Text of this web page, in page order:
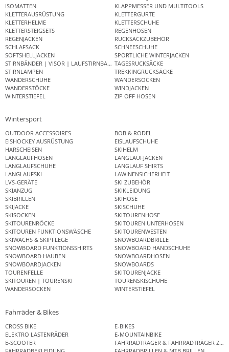
ISOMATTEN
KLAPPMESSER UND MULTITOOLS
KLETTERAUSRÜSTUNG
KLETTERGURTE
KLETTERHELME
KLETTERSCHUHE
KLETTERSTEIGSETS
REGENHOSEN
REGENJACKEN
RUCKSACKZUBEHÖR
SCHLAFSACK
SCHNEESCHUHE
SOFTSHELLJACKEN
SPORTLICHE WINTERJACKEN
STIRNBÄNDER | VISOR | LAUFSTIRNBANDTAGESRUCKSÄCKE
STIRNLAMPEN
TREKKINGRUCKSÄCKE
WANDERSCHUHE
WANDERSOCKEN
WANDERSTÖCKE
WINDJACKEN
WINTERSTIEFEL
ZIP OFF HOSEN
Wintersport
OUTDOOR ACCESSOIRES
BOB & RODEL
EISHOCKEY AUSRÜSTUNG
EISLAUFSCHUHE
HARSCHEISEN
SKIHELM
LANGLAUFHOSEN
LANGLAUFJACKEN
LANGLAUFSCHUHE
LANGLAUF SHIRTS
LANGLAUFSKI
LAWINENSICHERHEIT
LVS-GERÄTE
SKI ZUBEHÖR
SKIANZUG
SKIKLEIDUNG
SKIBRILLEN
SKIHOSE
SKIJACKE
SKISCHUHE
SKISOCKEN
SKITOURENHOSE
SKITOURENRÖCKE
SKITOUREN UNTERHOSEN
SKITOUREN FUNKTIONSWÄSCHE
SKITOURENWESTEN
SKIWACHS & SKIPFLEGE
SNOWBOARDBRILLE
SNOWBOARD FUNKTIONSSHIRTS
SNOWBOARD HANDSCHUHE
SNOWBOARD HAUBEN
SNOWBOARDHOSEN
SNOWBOARDJACKEN
SNOWBOARDS
TOURENFELLE
SKITOURENJACKE
SKITOUREN | TOURENSKI
TOURENSKISCHUHE
WANDERSOCKEN
WINTERSTIEFEL
Fahrräder & Bikes
CROSS BIKE
E-BIKES
ELEKTRO LASTENRÄDER
E-MOUNTAINBIKE
E-SCOOTER
FAHRRADTRÄGER & FAHRRADTRÄGER